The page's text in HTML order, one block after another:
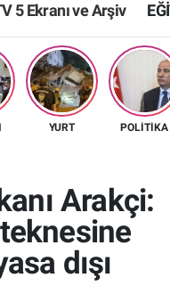
5 Ekranı ve Arşiv
YURT POLİTİKA
Arakçi:
dışı